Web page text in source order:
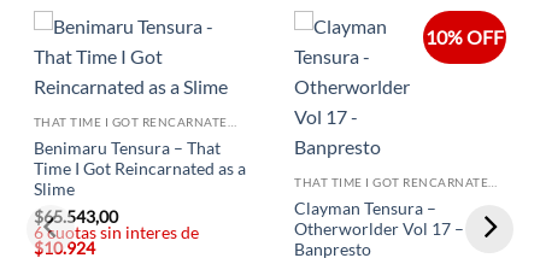
Benimaru Tensura – That
Time I Got Reincarnated as a
Slime
$65.543,00
6 cuotas sin interes de
$10.924
10% OFF
Clayman Tensura –
Otherworlder Vol 17 –
Banpresto